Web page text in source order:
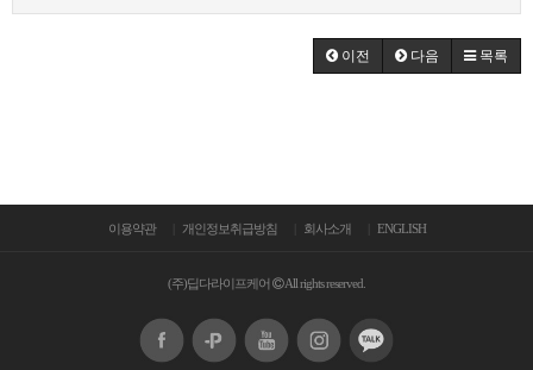
이전 다음 목록
이용약관 개인정보취급방침 회사소개 ENGLISH
(주)딥다라이프케어 All rights reserved.